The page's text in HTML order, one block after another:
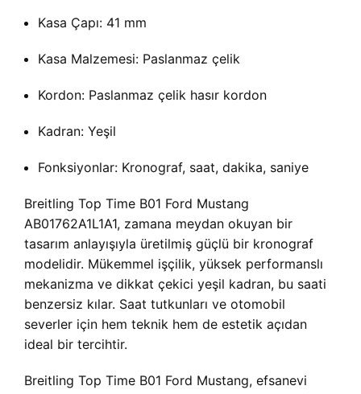
Kasa Çapı: 41 mm
Kasa Malzemesi: Paslanmaz çelik
Kordon: Paslanmaz çelik hasır kordon
Kadran: Yeşil
Fonksiyonlar: Kronograf, saat, dakika, saniye
Breitling Top Time B01 Ford Mustang
AB01762A1L1A1, zamana meydan okuyan bir
tasarım anlayışıyla üretilmiş güçlü bir kronograf
modelidir. Mükemmel işçilik, yüksek performanslı
mekanizma ve dikkat çekici yeşil kadran, bu saati
benzersiz kılar. Saat tutkunları ve otomobil
severler için hem teknik hem de estetik açıdan
ideal bir tercihtir.
Breitling Top Time B01 Ford Mustang, efsanevi